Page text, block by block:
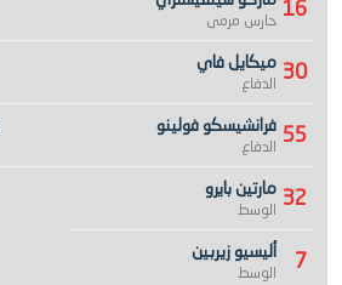
16 حارس مرمى
30 ميكايل فاي
الدفاع
55 فرانشيسكو فولينو
الدفاع
32 مارتين بايرو
الوسط
7 أليسيو زيربين
الوسط